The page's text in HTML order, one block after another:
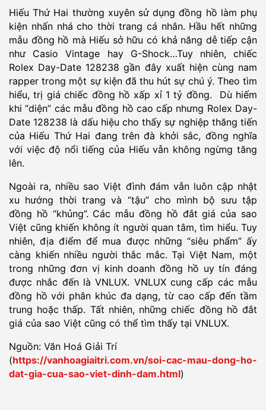
Hiếu Thứ Hai thường xuyên sử dụng đồng hồ làm phụ
kiện nhấn nhá cho thời trang cá nhân. Hầu hết những
mẫu đồng hồ mà Hiếu sở hữu có khả năng dễ tiếp cận
như Casio Vintage hay G-Shock…Tuy nhiên, chiếc
Rolex Day-Date 128238 gần đây xuất hiện cùng nam
rapper trong một sự kiện đã thu hút sự chú ý. Theo tìm
hiểu, trị giá chiếc đồng hồ xấp xỉ 1 tỷ đồng. Dù hiếm
khi “diện” các mẫu đồng hồ cao cấp nhưng Rolex Day-
Date 128238 là dấu hiệu cho thấy sự nghiệp thăng tiến
của Hiếu Thứ Hai đang trên đà khởi sắc, đồng nghĩa
với việc độ nổi tiếng của Hiếu vẫn không ngừng tăng
lên.
Ngoài ra, nhiều sao Việt đình đám vẫn luôn cập nhật
xu hướng thời trang và “tậu” cho mình bộ sưu tập
đồng hồ “khủng”. Các mẫu đồng hồ đắt giá của sao
Việt cũng khiến không ít người quan tâm, tìm hiểu. Tuy
nhiên, địa điểm để mua được những “siêu phẩm” ấy
càng khiến nhiều người thắc mắc. Tại Việt Nam, một
trong những đơn vị kinh doanh đồng hồ uy tín đáng
được nhắc đến là VNLUX. VNLUX cung cấp các mẫu
đồng hồ với phân khúc đa dạng, từ cao cấp đến tầm
trung hoặc thấp. Tất nhiên, những chiếc đồng hồ đắt
giá của sao Việt cũng có thể tìm thấy tại VNLUX.
Nguồn: Văn Hoá Giải Trí
(https://vanhoagiaitri.com.vn/soi-cac-mau-dong-ho-
dat-gia-cua-sao-viet-dinh-dam.html)